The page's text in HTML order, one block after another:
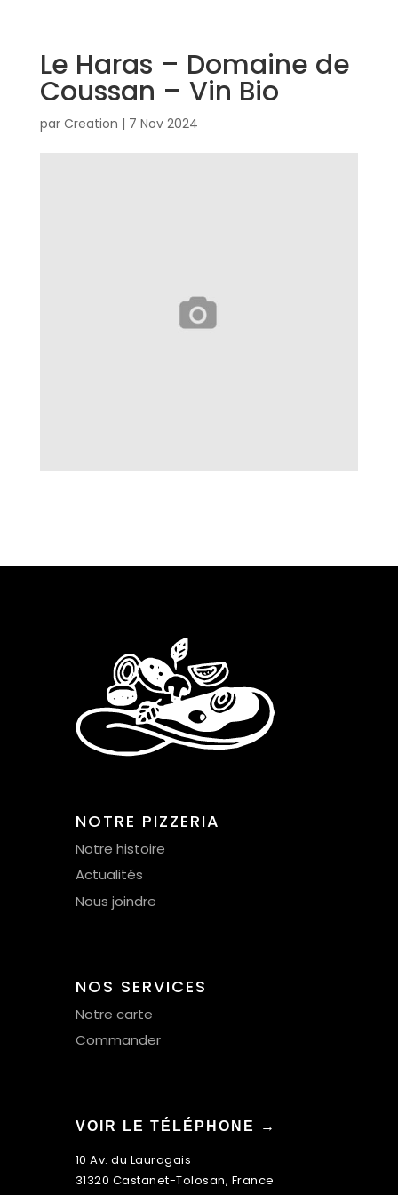
Le Haras – Domaine de
Coussan – Vin Bio
par Creation | 7 Nov 2024
NOTRE PIZZERIA
Notre histoire
Actualités
Nous joindre
NOS SERVICES
Notre carte
Commander
VOIR LE TÉLÉPHONE →
10 Av. du Lauragais
31320 Castanet-Tolosan, France